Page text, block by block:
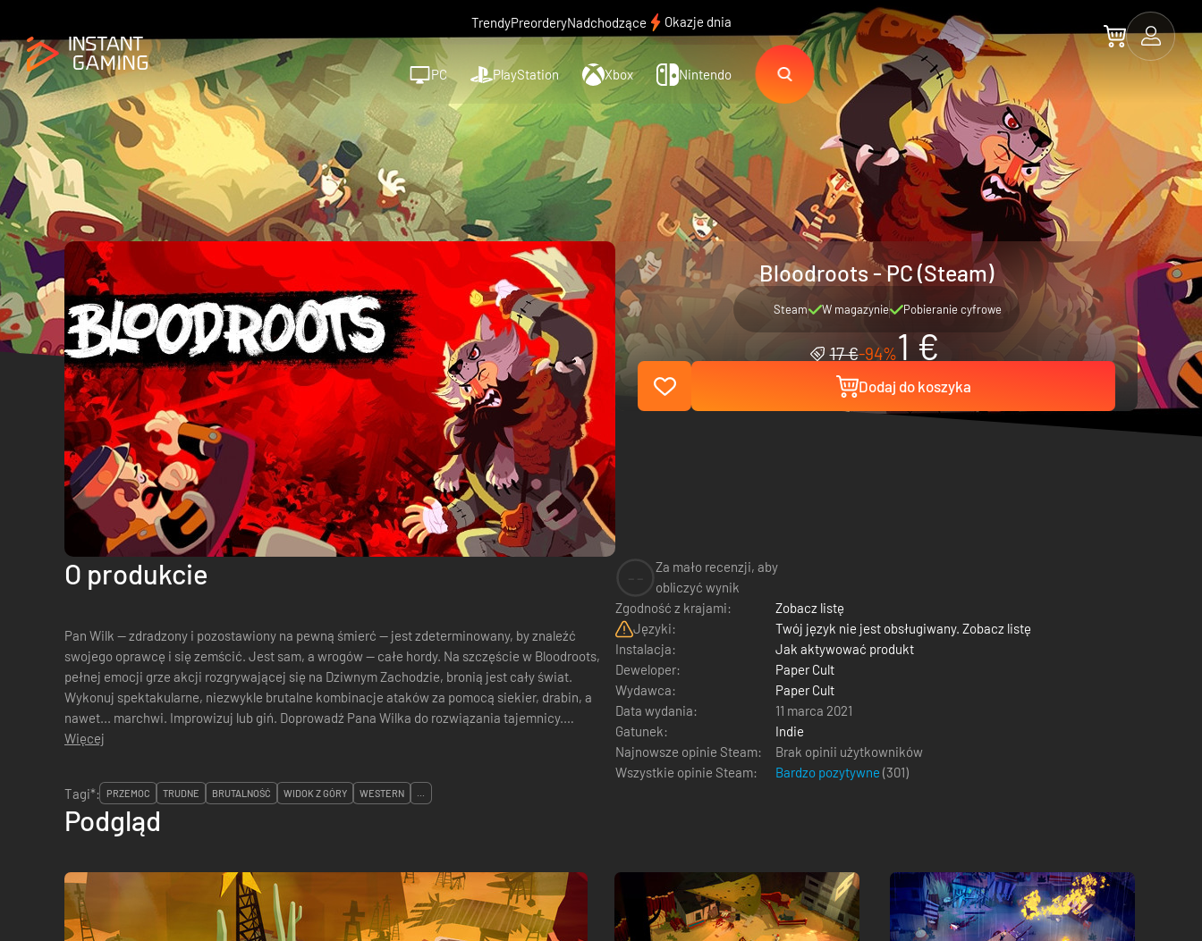
TrendyPreorderyNadchodzące Okazje dnia
PC PlayStation Xbox Nintendo
Bloodroots - PC (Steam)
Steam W magazynie Pobieranie cyfrowe
17 €-94%1 €
Dodaj do koszyka
O produkcie
Pan Wilk — zdradzony i pozostawiony na pewną śmierć — jest zdeterminowany, by znaleźć
swojego oprawcę i się zemścić. Jest sam, a wrogów — całe hordy. Na szczęście w Bloodroots,
pełnej emocji grze akcji rozgrywającej się na Dziwnym Zachodzie, bronią jest cały świat.
Wykonuj spektakularne, niezwykle brutalne kombinacje ataków za pomocą siekier, drabin, a
nawet... marchwi. Improwizuj lub giń. Doprowadź Pana Wilka do rozwiązania tajemnicy.
Dlaczego go zdradzono?...
Więcej
Za mało recenzji, aby
obliczyć wynik
Zgodność z krajami:
Zobacz listę
Języki:
Twój język nie jest obsługiwany. Zobacz listę
Instalacja:
Jak aktywować produkt
Deweloper:
Paper Cult
Wydawca:
Paper Cult
Data wydania:
11 marca 2021
Gatunek:
Indie
Najnowsze opinie Steam:
Brak opinii użytkowników
Wszystkie opinie Steam:
Bardzo pozytywne (301)
Tagi*:
PRZEMOC TRUDNE BRUTALNOŚĆ WIDOK Z GÓRY WESTERN ...
Podgląd